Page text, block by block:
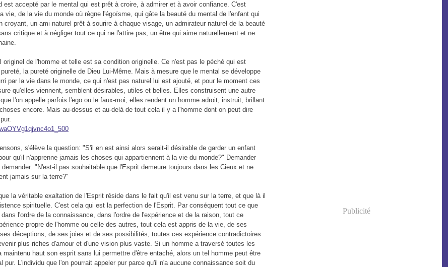
est accepté par le mental qui est prêt à croire, à admirer et à avoir confiance. C'est
vie, de la vie du monde où règne l'égoïsme, qui gâte la beauté du mental de l'enfant qui
croyant, un ami naturel prêt à sourire à chaque visage, un admirateur naturel de la beauté
critique et à négliger tout ce qui ne l'attire pas, un être qui aime naturellement et ne
originel de l'homme et telle est sa condition originelle. Ce n'est pas le péché qui est
la pureté originelle de Dieu Lui-Même. Mais à mesure que le mental se développe
par la vie dans le monde, ce qui n'est pas naturel lui est ajouté, et pour le moment ces
qu'elles viennent, semblent désirables, utiles et belles. Elles construisent une autre
l'on appelle parfois l'ego ou le faux-moi; elles rendent un homme adroit, instruit, brillant
encore. Mais au-dessus et au-delà de tout cela il y a l'homme dont on peut dire
s'élève la question: "S'il en est ainsi alors serait-il désirable de garder un enfant
qu'il n'apprenne jamais les choses qui appartiennent à la vie du monde?" Demander
"N'est-il pas souhaitable que l'Esprit demeure toujours dans les Cieux et ne
jamais sur la terre?"
la véritable exaltation de l'Esprit réside dans le fait qu'il est venu sur la terre, et que là il
spirituelle. C'est cela qui est la perfection de l'Esprit. Par conséquent tout ce que
l'ordre de la connaissance, dans l'ordre de l'expérience et de la raison, tout ce
propre de l'homme ou celle des autres, tout cela est appris de la vie, de ses
déceptions, de ses joies et de ses possibilités; toutes ces expérience contradictoires
plus riches d'amour et d'une vision plus vaste. Si un homme a traversé toutes les
maintenu haut son esprit sans lui permettre d'être entaché, alors un tel homme peut être
pur. L'individu que l'on pourrait appeler pur parce qu'il n'a aucune connaissance soit du
Publicité